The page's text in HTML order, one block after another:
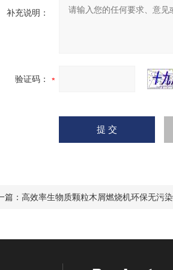
补充说明：
验证码：
篇： 高效率生物质颗粒木屑燃烧机环保无污染